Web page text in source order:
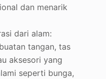
dan menarik
dari alam:
tangan, tas
aksesori yang
seperti bunga,